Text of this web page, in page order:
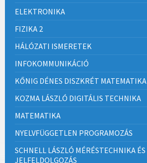
ELEKTRONIKA
FIZIKA 2
HÁLÓZATI ISMERETEK
INFOKOMMUNIKÁCIÓ
KŐNIG DÉNES DISZKRÉT MATEMATIKA
KOZMA LÁSZLÓ DIGITÁLIS TECHNIKA
MATEMATIKA
NYELVFÜGGETLEN PROGRAMOZÁS
SCHNELL LÁSZLÓ MÉRÉSTECHNIKA ÉS
JELFELDOLGOZÁS